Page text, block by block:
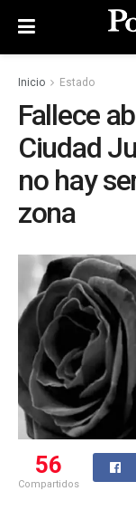
Inicio Estado
Fallece
Ciudad
no hay
zona
56
Compartidos